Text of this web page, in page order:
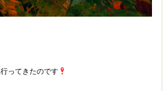
ってきたのです